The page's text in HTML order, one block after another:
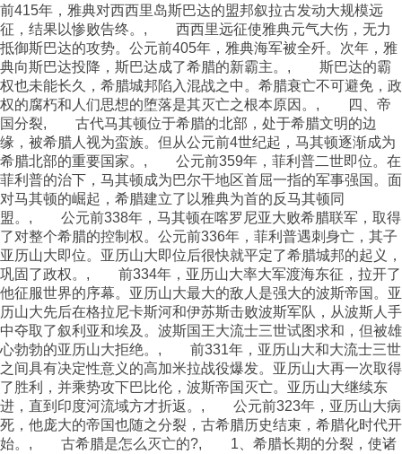
前415年，雅典对西西里岛斯巴达的盟邦叙拉古发动大规模远
征，结果以惨败告终。, 西西里远征使雅典元气大伤，无力
抵御斯巴达的攻势。公元前405年，雅典海军被全歼。次年，雅
典向斯巴达投降，斯巴达成了希腊的新霸主。, 斯巴达的霸
权也未能长久，希腊城邦陷入混战之中。希腊衰亡不可避免，政
权的腐朽和人们思想的堕落是其灭亡之根本原因。, 四、帝
国分裂, 古代马其顿位于希腊的北部，处于希腊文明的边
缘，被希腊人视为蛮族。但从公元前4世纪起，马其顿逐渐成为
希腊北部的重要国家。, 公元前359年，菲利普二世即位。在
菲利普的治下，马其顿成为巴尔干地区首屈一指的军事强国。面
对马其顿的崛起，希腊建立了以雅典为首的反马其顿同
盟。, 公元前338年，马其顿在喀罗尼亚大败希腊联军，取得
了对整个希腊的控制权。公元前336年，菲利普遇刺身亡，其子
亚历山大即位。亚历山大即位后很快就平定了希腊城邦的起义，
巩固了政权。, 前334年，亚历山大率大军渡海东征，拉开了
他征服世界的序幕。亚历山大最大的敌人是强大的波斯帝国。亚
历山大先后在格拉尼卡斯河和伊苏斯击败波斯军队，从波斯人手
中夺取了叙利亚和埃及。波斯国王大流士三世试图求和，但被雄
心勃勃的亚历山大拒绝。, 前331年，亚历山大和大流士三世
之间具有决定性意义的高加米拉战役爆发。亚历山大再一次取得
了胜利，并乘势攻下巴比伦，波斯帝国灭亡。亚历山大继续东
进，直到印度河流域方才折返。, 公元前323年，亚历山大病
死，他庞大的帝国也随之分裂，古希腊历史结束，希腊化时代开
始。, 古希腊是怎么灭亡的?, 1、希腊长期的分裂，使诸